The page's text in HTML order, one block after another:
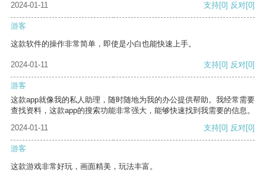
2024-01-11
支持[0] 反对[0]
游客
这款软件的操作非常简单，即使是小白也能快速上手。
2024-01-11 支持[0] 反对[0]
游客
这款app就像我的私人助理，随时随地为我的办公提供帮助。我经常需要
查找资料，这款app的搜索功能非常强大，能够快速找到我需要的信息。
2024-01-11
支持[0] 反对[0]
游客
这款游戏非常好玩，画面精美，玩法丰富。